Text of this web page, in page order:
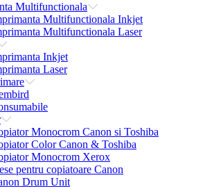
Multifunctionala
Multifunctionala Inkjet
Multifunctionala Laser
Inkjet
Laser
Monocrom Canon si Toshiba
Color Canon & Toshiba
Monocrom Xerox
pentru copiatoare Canon
Drum Unit